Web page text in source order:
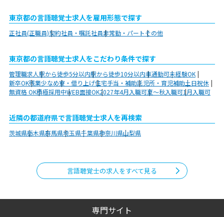
東京都の言語聴覚士求人を雇用形態で探す
正社員(正職員)契約社員・嘱託社員非常勤・パートその他
東京都の言語聴覚士求人をこだわり条件で探す
管理職求人駅から徒歩5分以内駅から徒歩10分以内車通勤可未経験OK
新卒OK残業少なめ寮・借り上げ住宅手当・補助託児所・育児補助土日祝休
無資格 OK積極採用中WEB面接OK2027年4月入職可夏～秋入職可1月入職可
近隣の都道府県で言語聴覚士求人を再検索
茨城県栃木県群馬県埼玉県千葉県神奈川県山梨県
言語聴覚士の求人をすべて見る
専門サイト